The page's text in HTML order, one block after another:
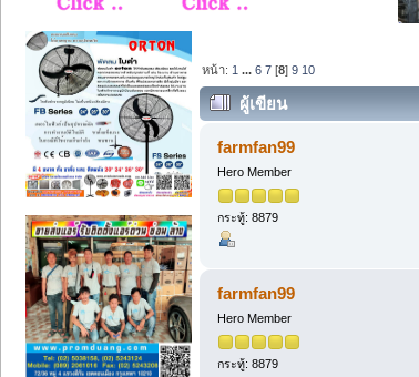
หน้า: 1 ...6 7 [8]9 10
ผู้เขียน
farmfan99
Hero Member
กระทู้: 8879
farmfan99
Hero Member
กระทู้: 8879